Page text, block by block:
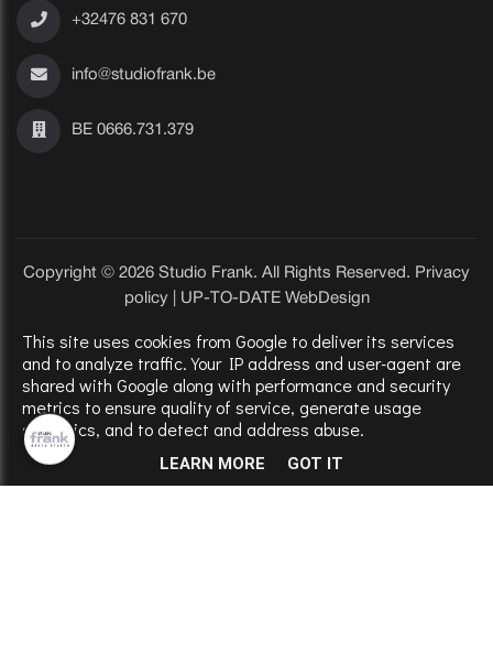
+32476 831 670
info@studiofrank.be
BE 0666.731.379
Copyright © 2026 Studio Frank. All Rights Reserved. Privacy
policy| UP-TO-DATE WebDesign
This site uses cookies from Google to deliver its services
and to analyze traffic. Your IP address and user-agent are
shared with Google along with performance and security
metrics to ensure quality of service, generate usage
statistics, and to detect and address abuse.
LEARN MORE GOT IT